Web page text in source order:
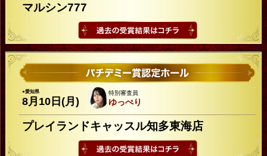
マルシン777
●愛知県
8月10日(月)
特別審査員
ゆっぺり
プレイランドキャッスル知多東海店